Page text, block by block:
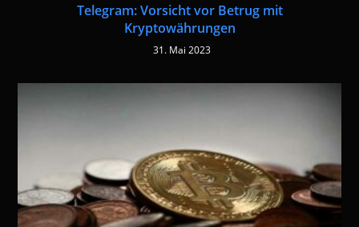
Telegram: Vorsicht vor Betrug mit
Kryptowährungen
31. Mai 2023